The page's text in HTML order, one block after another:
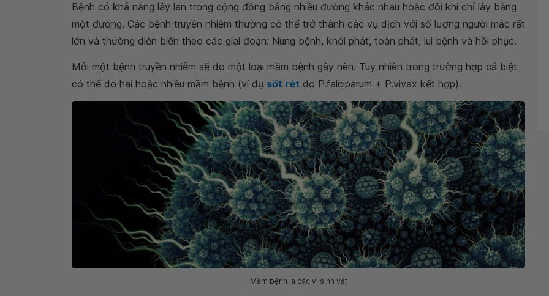
Bệnh có khả năng lây lan trong cộng đồng bằng nhiều đường khác nhau hoặc đôi khi chỉ lây bằng
một đường. Các bệnh truyền nhiễm thường có thể trở thành các vụ dịch với số lượng người mắc rất
lớn và thường diễn biến theo các giai đoạn: Nung bệnh, khởi phát, toàn phát, lui bệnh và hồi phục.
Mỗi một bệnh truyền nhiễm sẽ do một loại mầm bệnh gây nên. Tuy nhiên trong trường hợp cá biệt
có thể do hai hoặc nhiều mầm bệnh (ví dụ sốt rét do P.falciparum + P.vivax kết hợp).
Mầm bệnh là các vi sinh vật